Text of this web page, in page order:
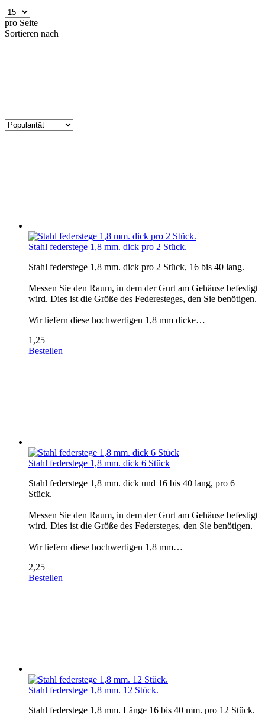
pro Seite
Sortieren nach
Stahl federstege 1,8 mm. dick pro 2 Stück.
Stahl federstege 1,8 mm. dick pro 2 Stück, 16 bis 40 lang.
Messen Sie den Raum, in dem der Gurt am Gehäuse befestigt
wird. Dies ist die Größe des Federesteges, den Sie benötigen.
Wir liefern diese hochwertigen 1,8 mm dicke…
1,25
Bestellen
Stahl federstege 1,8 mm. dick 6 Stück
Stahl federstege 1,8 mm. dick und 16 bis 40 lang, pro 6
Stück.
Messen Sie den Raum, in dem der Gurt am Gehäuse befestigt
wird. Dies ist die Größe des Federsteges, den Sie benötigen.
Wir liefern diese hochwertigen 1,8 mm…
2,25
Bestellen
Stahl federstege 1,8 mm. 12 Stück.
Stahl federstege 1,8 mm. Länge 16 bis 40 mm. pro 12 Stück.